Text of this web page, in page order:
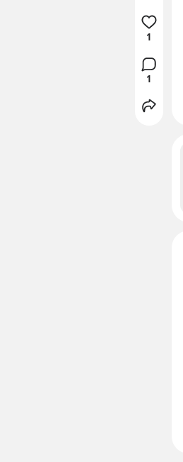
1
1